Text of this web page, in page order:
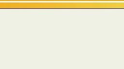
Concorso Nazionale per Poesia;